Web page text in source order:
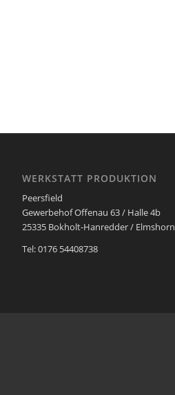
WERKSTATT PRODUKTION
Peersfield
Gewerbehof Offenau 63 / Halle 4b
25335 Bokholt-Hanredder / Elmshorn
Tel: 0176 54408738